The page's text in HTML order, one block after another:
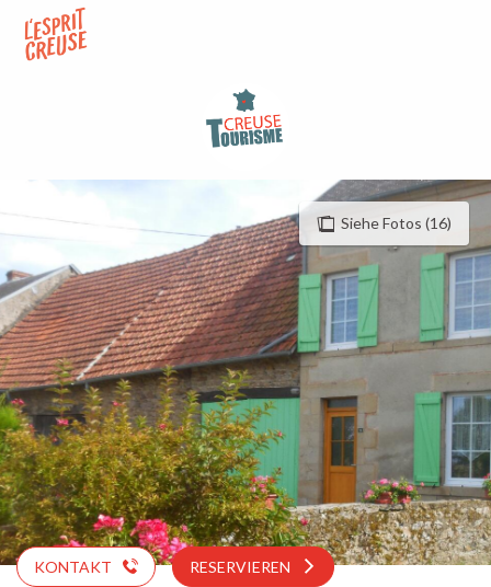
contenu
Siehe Fotos (16)
KONTAKT RESERVIEREN